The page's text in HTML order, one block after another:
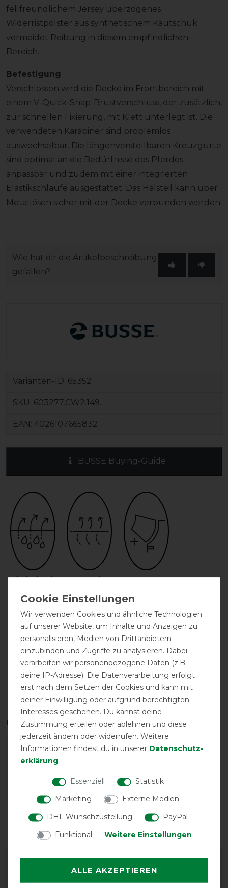
fellfreundlichem Jersey überzogenes
Widerristpolster aus synthetischem Kautschuk
vermeidet Reibung in diesem empfindlichen
Bereich.
Befestigung
Verschlossen wird die Decke im Frontbereich mit
einem V-Quick-Snap-Brustverschluss, der zusätzlich,
zur schnellen Fixierung, mit Klett unterlegt ist. Die
verwendeten Karabiner sind problemlos
auswechselbar. Die längenverstellbaren Kreuzgurte
sind optimal an die Bedürfnisse des Pferdes
anpassbar und zudem mit einer integrierten
Elastikschlaufe ausgestattet. Das Halsteil kann über
Metallösen sicher mit der Decke verbunden werden.
Wie hat dir die Artikelbeschreibung
gefallen?
Varianten-ID: 65352
SKU: 603277.CW2.149.
EAN: 4026107665832
BUSSE Buying-Guide
abschwitzend atmungsaktiv Halsteil möglich
V-Front-
wasserdicht
Qualitätsstufen
Reißfestigkeit Wasserdichtigkeit
Wir verwenden Cookies und ähnliche Technologien
auf unserer Website, um Inhalte und Anzeigen zu
personalisieren, Medien von Drittanbietern
einzubinden und Zugriffe zu analysieren. Dabei
verarbeiten wir personenbezogene Daten (z.B.
deine IP-Adresse). Die Datenverarbeitung erfolgt
erst nach dem Setzen der Cookies und kann mit
deiner Einwilligung oder aufgrund berechtigten
Interesses geschehen. Du kannst deine
Zustimmung erteilen oder ablehnen und diese
jederzeit ändern oder widerrufen. Weitere
Informationen findest du in unserer Daten­schutz­
erklärung.
Essenziell
Statistik
Marketing
Externe Medien
DHL Wunschzustellung
PayPal
Funktional
Weitere Einstellungen
ALLE AKZEPTIEREN